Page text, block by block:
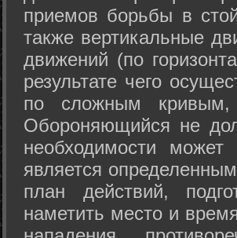
приемов борьбы в
также вертикальные
движений (по
результате чего
по сложным кривым,
Обороняющийся не
необходимости может
является
план действий,
наметить место и